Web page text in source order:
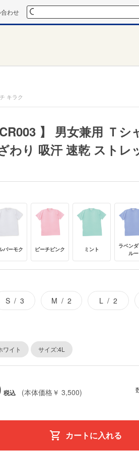
わせ
キラク
CR003 】 男女兼用 Ｔ
わり 吸汗 速乾 ストレ
バーモク ピーチピンク ミント
ラベン
ルー
S 3 M 2 L 2
ワイト サイズ:4L
(本体価格￥ 3,500)
カートに入れる